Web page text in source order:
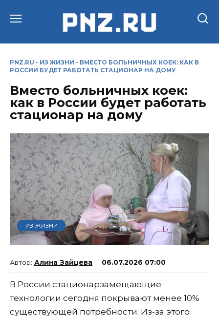
PNZ.RU - ИЗ ЖИЗНИ - ВМЕСТО БОЛЬНИЧНЫХ КОЕК: КАК В
РОССИИ БУДЕТ РАБОТАТЬ СТАЦИОНАР НА ДОМУ
Вместо больничных коек:
как в России будет работать
стационар на дому
ИЗ ЖИЗНИ
Алина Зайцева 06.07.2026 07:00
В России стационарзамещающие
технологии сегодня покрывают менее 10%
существующей потребности. Из-за этого